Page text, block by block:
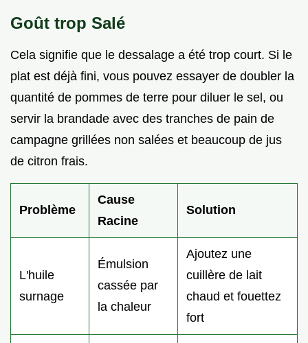
Goût trop Salé
Cela signifie que le dessalage a été trop court. Si le
plat est déjà fini, vous pouvez essayer de doubler la
quantité de pommes de terre pour diluer le sel, ou
servir la brandade avec des tranches de pain de
campagne grillées non salées et beaucoup de jus
de citron frais.
Problème
Cause
Racine
Solution
L'huile
surnage
Émulsion
cassée par
la chaleur
Ajoutez une
cuillère de lait
chaud et fouettez
fort